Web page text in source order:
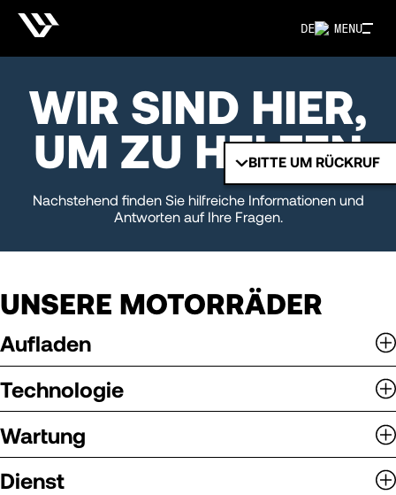
MENU
DE
BITTE UM RÜCKRUF
WIR SIND HIER,
UM ZU HELFEN
Nachstehend finden Sie hilfreiche Informationen und
Antworten auf Ihre Fragen.
UNSERE MOTORRÄDER
Aufladen
Technologie
Wartung
Dienst